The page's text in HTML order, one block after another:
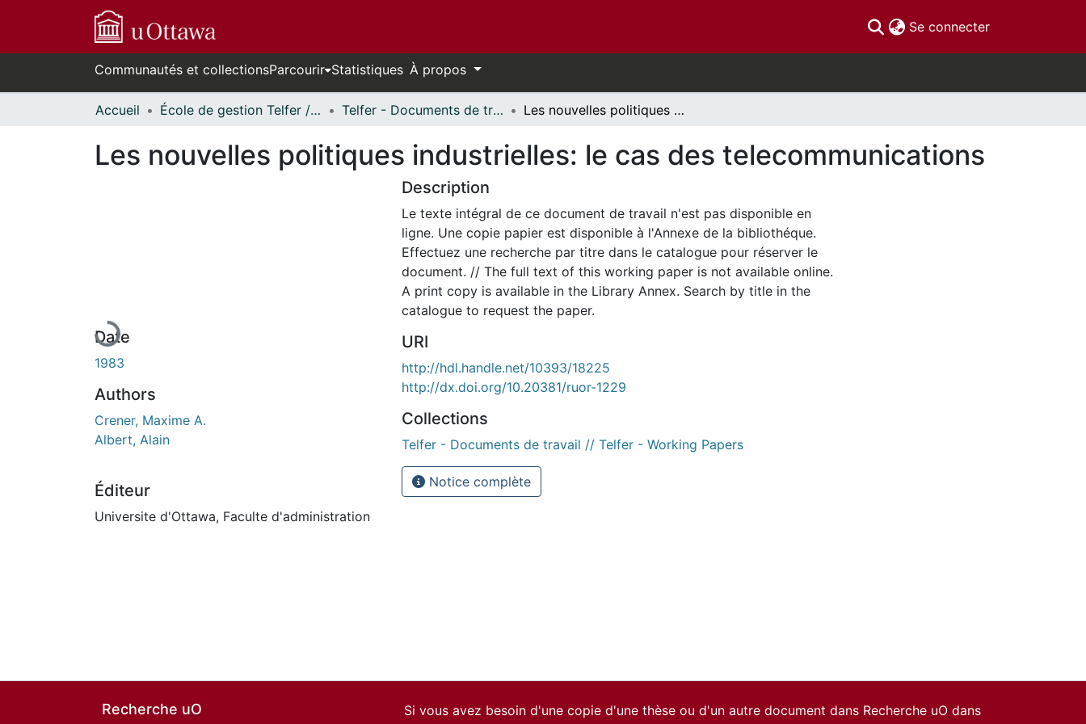
Se connecter(current)
Communautés et collectionsParcourir Statistiques À propos
Accueil École de gestion Telfer // Telfer School of Management Telfer - Documents de travail // Telfer - Working Papers Les nouvelles politiques industrielles: le cas des telecommunications
Les nouvelles politiques industrielles: le cas des telecommunications
Date
1983
Authors
Crener, Maxime A.
Albert, Alain
Éditeur
Universite d'Ottawa, Faculte d'administration
Description
Le texte intégral de ce document de travail n'est pas disponible en
ligne. Une copie papier est disponible à l'Annexe de la bibliothéque.
Effectuez une recherche par titre dans le catalogue pour réserver le
document. // The full text of this working paper is not available online.
A print copy is available in the Library Annex. Search by title in the
catalogue to request the paper.
URI
http://hdl.handle.net/10393/18225
http://dx.doi.org/10.20381/ruor-1229
Collections
Telfer - Documents de travail // Telfer - Working Papers
Notice complète
Recherche uO
Si vous avez besoin d'une copie d'une thèse ou d'un autre document dans Recherche uO dans